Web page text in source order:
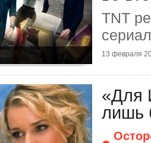
TNT
13 февраля
«Для
лишь